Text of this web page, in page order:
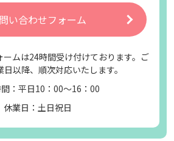
い合わせフォーム
ムは24時間受け付けております。ご
以降、順次対応いたします。
：平日10：00～16：00
休業日：土日祝日